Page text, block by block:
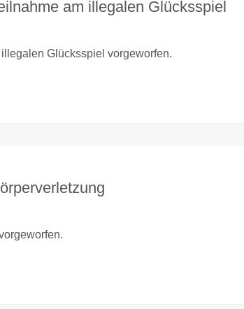
am illegalen Glücksspiel
Glücksspiel vorgeworfen.